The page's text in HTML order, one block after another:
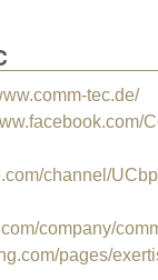
tec.de/
channel/
company/
pages/